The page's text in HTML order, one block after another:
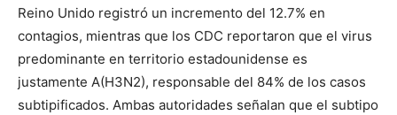
Reino Unido registró un incremento del 12.7% en
contagios, mientras que los CDC reportaron que el virus
predominante en territorio estadounidense es
justamente A(H3N2), responsable del 84% de los casos
subtipificados. Ambas autoridades señalan que el subtipo